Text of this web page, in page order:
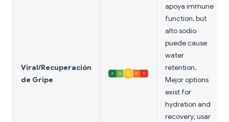
Viral/Recuperación
de Gripe
apoya immune
function, but
alto sodio
puede cause
water
retention.
Mejor options
exist for
hydration and
recovery; usar